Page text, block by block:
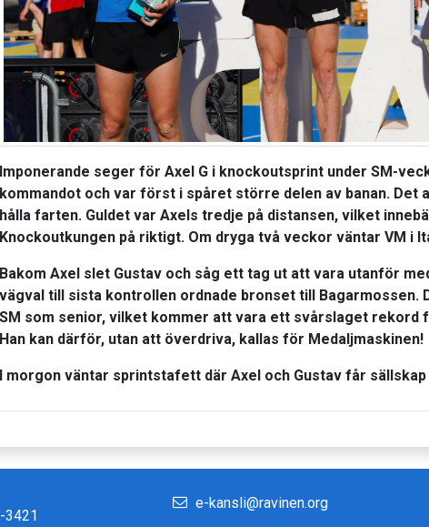
Imponerande seger för Axel G i knockoutsprint under SM-
kommandot och var först i spåret större delen av banan. Det
hålla farten. Guldet var Axels tredje på distansen, vilket
Knockoutkungen på riktigt. Om dryga två veckor väntar VM i
Bakom Axel slet Gustav och såg ett tag ut att vara utanför
vägval till sista kontrollen ordnade bronset till Bagarmossen.
SM som senior, vilket kommer att vara ett svårslaget rekord
Han kan därför, utan att överdriva, kallas för Medaljmaskinen!
I morgon väntar sprintstafett där Axel och Gustav får
3421
e-kansli@ravinen.org